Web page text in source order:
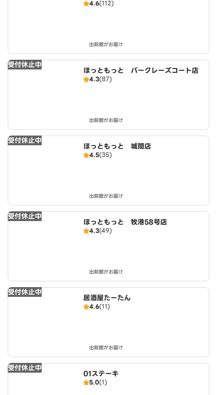
4.6(112)
出前館がお届け
受付休止中
ほっともっと バークレーズコート店
4.3(87)
出前館がお届け
受付休止中
ほっともっと 城間店
4.5(35)
出前館がお届け
受付休止中
ほっともっと 牧港58号店
4.3(49)
出前館がお届け
受付休止中
居酒屋たーたん
4.6(11)
出前館がお届け
受付休止中
01ステーキ
5.0(1)